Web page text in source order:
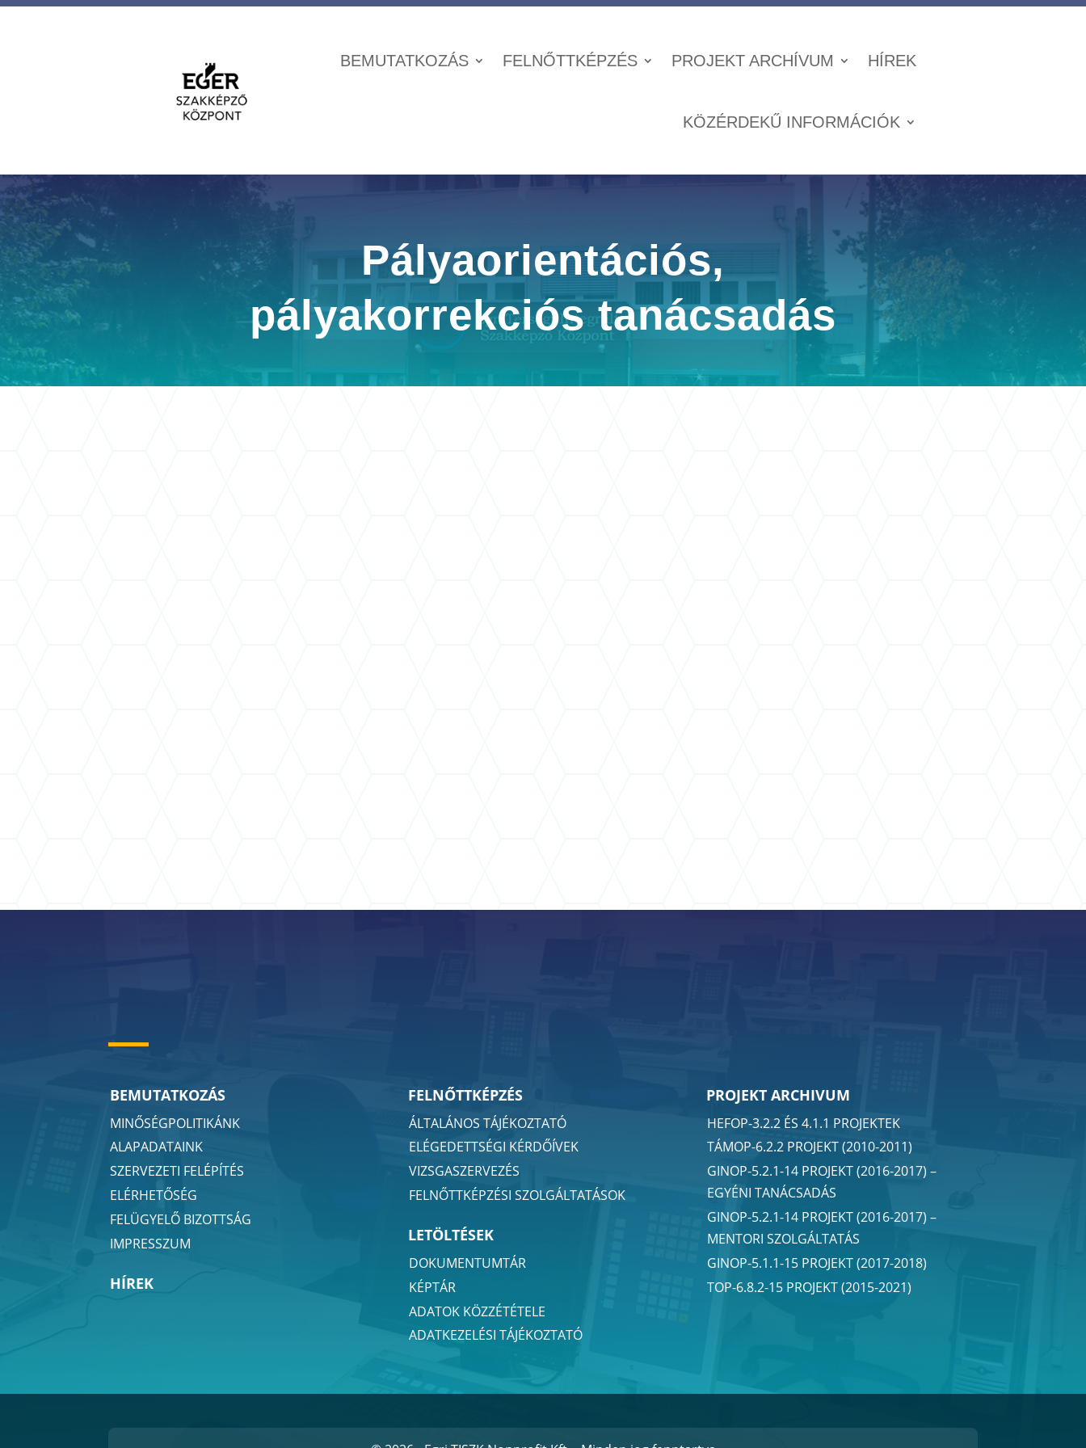
BEMUTATKOZÁS FELNŐTTKÉPZÉS PROJEKT ARCHÍVUM HÍREK
KÖZÉRDEKŰ INFORMÁCIÓK
Pályaorientációs,
pályakorrekciós tanácsadás
BEMUTATKOZÁS
MINŐSÉGPOLITIKÁNK
ALAPADATAINK
SZERVEZETI FELÉPÍTÉS
ELÉRHETŐSÉG
FELÜGYELŐ BIZOTTSÁG
IMPRESSZUM
HÍREK
FELNŐTTKÉPZÉS
ÁLTALÁNOS TÁJÉKOZTATÓ
ELÉGEDETTSÉGI KÉRDŐÍVEK
VIZSGASZERVEZÉS
FELNŐTTKÉPZÉSI SZOLGÁLTATÁSOK
LETÖLTÉSEK
DOKUMENTUMTÁR
KÉPTÁR
ADATOK KÖZZÉTÉTELE
ADATKEZELÉSI TÁJÉKOZTATÓ
PROJEKT ARCHIVUM
HEFOP-3.2.2 ÉS 4.1.1 PROJEKTEK
TÁMOP-6.2.2 PROJEKT (2010-2011)
GINOP-5.2.1-14 PROJEKT (2016-2017) –
EGYÉNI TANÁCSADÁS
GINOP-5.2.1-14 PROJEKT (2016-2017) –
MENTORI SZOLGÁLTATÁS
GINOP-5.1.1-15 PROJEKT (2017-2018)
TOP-6.8.2-15 PROJEKT (2015-2021)